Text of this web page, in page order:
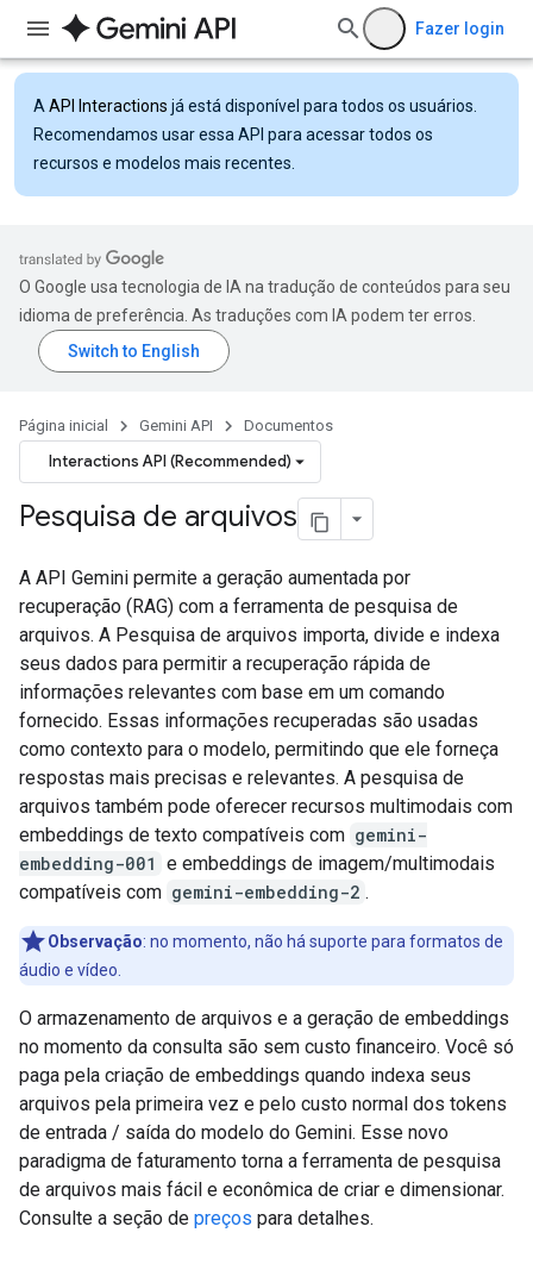
Fazer login
A API Interactions já está disponível para todos os usuários.
Recomendamos usar essa API para acessar todos os
recursos e modelos mais recentes.
O Google usa tecnologia de IA na tradução de conteúdos para seu
idioma de preferência. As traduções com IA podem ter erros.
Página inicial Gemini API Documentos
Interactions API (Recommended)
Pesquisa de arquivos
A API Gemini permite a geração aumentada por
recuperação (RAG) com a ferramenta de pesquisa de
arquivos. A Pesquisa de arquivos importa, divide e indexa
seus dados para permitir a recuperação rápida de
informações relevantes com base em um comando
fornecido. Essas informações recuperadas são usadas
como contexto para o modelo, permitindo que ele forneça
respostas mais precisas e relevantes. A pesquisa de
arquivos também pode oferecer recursos multimodais com
embeddings de texto compatíveis com gemini-
embedding-001 e embeddings de imagem/multimodais
compatíveis com gemini-embedding-2 .
Observação: no momento, não há suporte para formatos de
áudio e vídeo.
O armazenamento de arquivos e a geração de embeddings
no momento da consulta são sem custo financeiro. Você só
paga pela criação de embeddings quando indexa seus
arquivos pela primeira vez e pelo custo normal dos tokens
de entrada / saída do modelo do Gemini. Esse novo
paradigma de faturamento torna a ferramenta de pesquisa
de arquivos mais fácil e econômica de criar e dimensionar.
Consulte a seção de preços para detalhes.